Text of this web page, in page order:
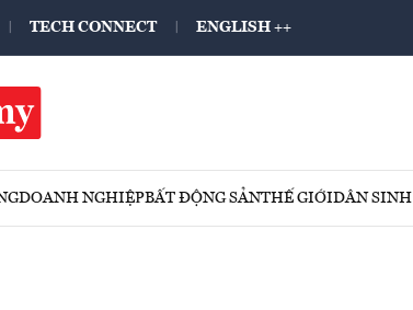
TECH CONNECT ENGLISH ++
DOANH NGHIỆPBẤT ĐỘNG SẢNTHẾ GIỚIDÂN SINH